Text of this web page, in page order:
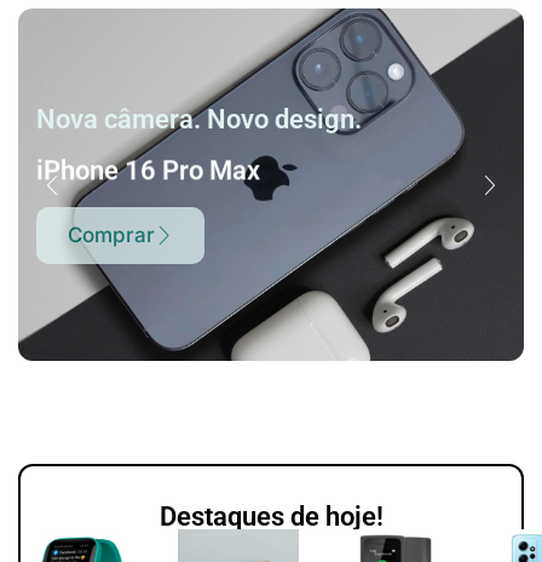
Nova câmera. Novo design.
iPhone 16 Pro Max
Comprar
Destaques de hoje!